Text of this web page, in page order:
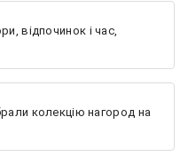
відпочинок і час,
колекцію нагород на